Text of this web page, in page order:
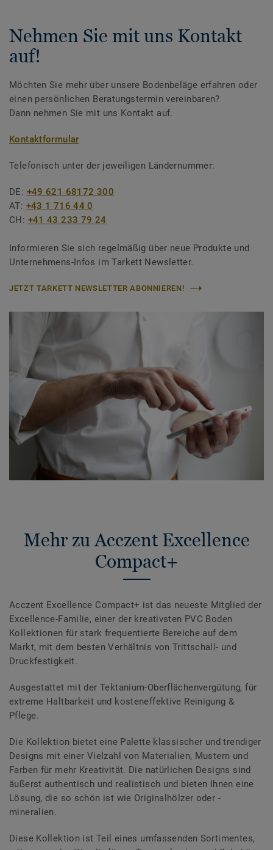
Nehmen Sie mit uns Kontakt
auf!
Möchten Sie mehr über unsere Bodenbeläge erfahren oder
einen persönlichen Beratungstermin vereinbaren?
Dann nehmen Sie mit uns Kontakt auf.
Kontaktformular
Telefonisch unter der jeweiligen Ländernummer:
DE: +49 621 68172 300
AT: +43 1 716 44 0
CH: +41 43 233 79 24
Informieren Sie sich regelmäßig über neue Produkte und
Unternehmens-Infos im Tarkett Newsletter.
JETZT TARKETT NEWSLETTER ABONNIEREN!
Mehr zu Acczent Excellence
Compact+
Acczent Excellence Compact+ ist das neueste Mitglied der
Excellence-Familie, einer der kreativsten PVC Boden
Kollektionen für stark frequentierte Bereiche auf dem
Markt, mit dem besten Verhältnis von Trittschall- und
Druckfestigkeit.
Ausgestattet mit der Tektanium-Oberflächenvergütung, für
extreme Haltbarkeit und kosteneffektive Reinigung &
Pflege.
Die Kollektion bietet eine Palette klassischer und trendiger
Designs mit einer Vielzahl von Materialien, Mustern und
Farben für mehr Kreativität. Die natürlichen Designs sind
äußerst authentisch und realistisch und bieten Ihnen eine
Lösung, die so schön ist wie Originalhölzer oder -
mineralien.
Diese Kollektion ist Teil eines umfassenden Sortimentes,